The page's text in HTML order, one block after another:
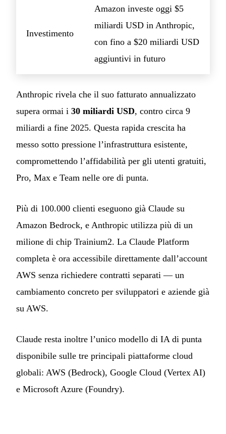
Investimento
Amazon investe oggi $5
miliardi USD in Anthropic,
con fino a $20 miliardi USD
aggiuntivi in futuro
Anthropic rivela che il suo fatturato annualizzato
supera ormai i 30 miliardi USD, contro circa 9
miliardi a fine 2025. Questa rapida crescita ha
messo sotto pressione l’infrastruttura esistente,
compromettendo l’affidabilità per gli utenti gratuiti,
Pro, Max e Team nelle ore di punta.
Più di 100.000 clienti eseguono già Claude su
Amazon Bedrock, e Anthropic utilizza più di un
milione di chip Trainium2. La Claude Platform
completa è ora accessibile direttamente dall’account
AWS senza richiedere contratti separati — un
cambiamento concreto per sviluppatori e aziende già
su AWS.
Claude resta inoltre l’unico modello di IA di punta
disponibile sulle tre principali piattaforme cloud
globali: AWS (Bedrock), Google Cloud (Vertex AI)
e Microsoft Azure (Foundry).